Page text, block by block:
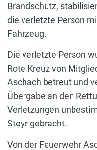
Brandschutz,
die verletzte Person
Fahrzeug.
Die verletzte Person
Rote Kreuz von
Aschach betreut und
Übergabe an den
Verletzungen
Steyr gebracht.
Von der Feuerwehr